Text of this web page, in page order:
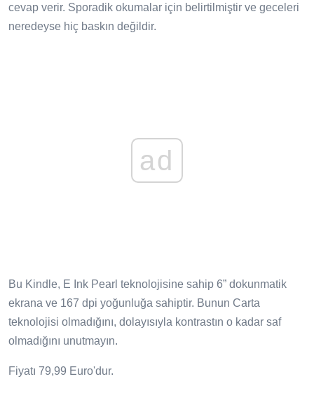
cevap verir. Sporadik okumalar için belirtilmiştir ve geceleri
neredeyse hiç baskın değildir.
ad
Bu Kindle, E Ink Pearl teknolojisine sahip 6” dokunmatik
ekrana ve 167 dpi yoğunluğa sahiptir. Bunun Carta
teknolojisi olmadığını, dolayısıyla kontrastın o kadar saf
olmadığını unutmayın.
Fiyatı 79,99 Euro'dur.